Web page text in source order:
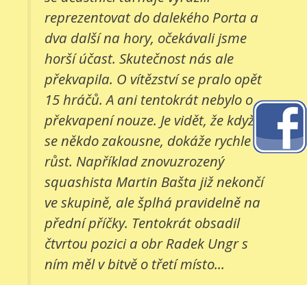
reprezentovat do dalekého Porta a
dva další na hory, očekávali jsme
horší účast. Skutečnost nás ale
překvapila. O vítězství se pralo opět
15 hráčů. A ani tentokrát nebylo o
překvapení nouze. Je vidět, že když
se někdo zakousne, dokáže rychle
růst. Například znovuzrozený
squashista Martin Bašta již nekončí
ve skupině, ale šplhá pravidelně na
přední příčky. Tentokrát obsadil
čtvrtou pozici a obr Radek Ungr s
ním měl v bitvě o třetí místo...